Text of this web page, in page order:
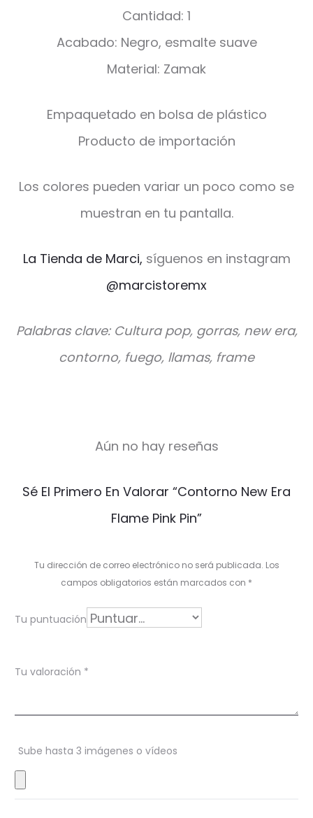
Cantidad: 1
Acabado: Negro, esmalte suave
Material: Zamak
Empaquetado en bolsa de plástico
Producto de importación
Los colores pueden variar un poco como se
muestran en tu pantalla.
La Tienda de Marci, síguenos en instagram
@marcistoremx
Palabras clave: Cultura pop, gorras, new era,
contorno, fuego, llamas, frame
V
a
c
o
n
s
Aún no hay reseñas
Sé El Primero En Valorar “Contorno New Era
Flame Pink Pin”
Tu dirección de correo electrónico no será publicada. Los
campos obligatorios están marcados con *
Tu puntuación
Tu valoración *
Sube hasta 3 imágenes o vídeos